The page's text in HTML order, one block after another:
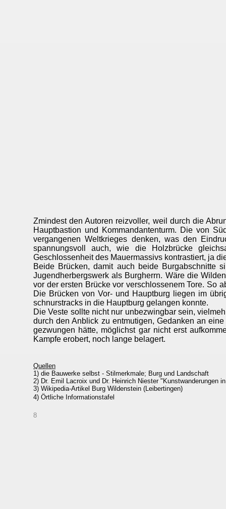
Zmindest den Autoren reizvoller, weil durch die
Hauptbastion und Kommandantenturm. Die von
vergangenen Weltkrieges denken, was den
spannungsvoll auch, wie die Holzbrücke
Geschlossenheit des Mauermassivs kontrastiert, ja
Beide Brücken, damit auch beide Burgabschnitte
Jugendherbergswerk als Burgherrn. Wäre die
vor der ersten Brücke vor verschlossenem Tore. So
Die Brücken von Vor- und Hauptburg liegen im
schnurstracks in die Hauptburg gelangen konnte.
Die Veste sollte nicht nur unbezwingbar sein,
durch den Anblick zu entmutigen, Gedanken an
gezwungen hätte, möglichst gar nicht erst
Kampfe erobert, noch lange belagert.
Quellen
1) die Bauwerke selbst - Stilmerkmale; Burg und Landschaft
2) Dr. Emil Lacroix und Dr. Heinrich Niester "Kunstwanderungen
3) Wikipedia-Artikel Burg Wildenstein (Leibertingen)
4) Örtliche Informationstafel
8